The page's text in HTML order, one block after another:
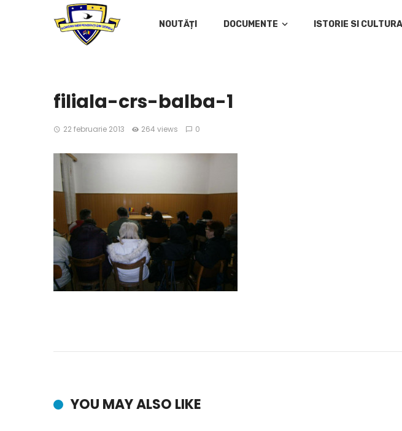
NOUTĂȚI DOCUMENTE ISTORIE SI CULTURA
filiala-crs-balba-1
22 februarie 2013 264 views 0
YOU MAY ALSO LIKE